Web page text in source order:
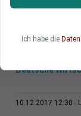
Deutsche
10.12.2017 12:30
Ich habe die